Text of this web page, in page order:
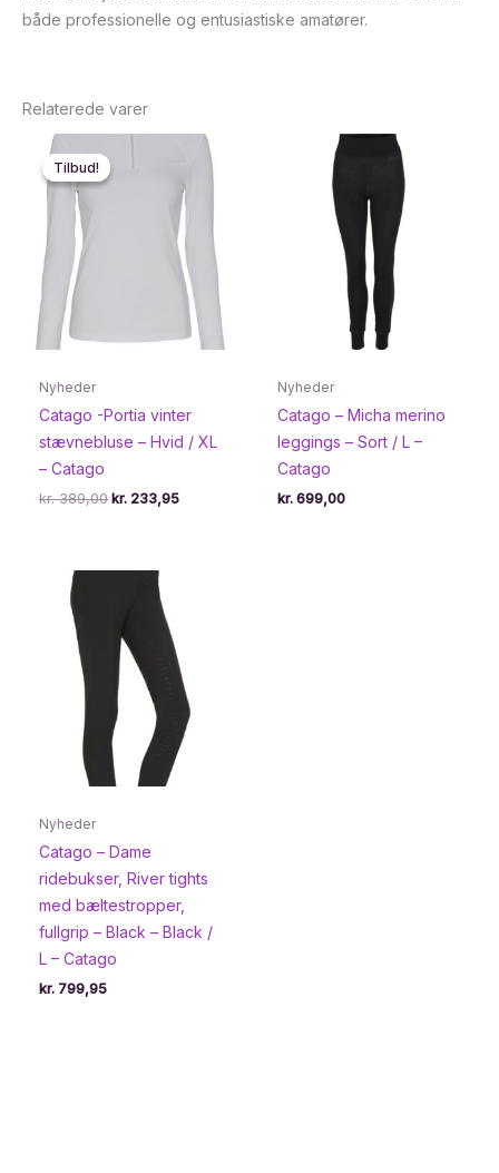
både professionelle og entusiastiske amatører.
Relaterede varer
Tilbud!
Tilbud!
Nyheder
Catago -Portia vinter
stævnebluse – Hvid / XL
– Catago
kr.389,00 Den
kr. 389,00.
kr. 233,95Den
Nyheder
Catago – Micha merino
leggings – Sort / L –
Catago
kr. 699,00
Nyheder
Catago – Dame
ridebukser, River tights
med bæltestropper,
fullgrip – Black – Black /
L – Catago
kr. 799,95